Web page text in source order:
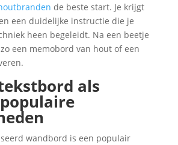
de beste start. Je krijgt
een duidelijke instructie die je
heen begeleidt. Na een beetje
een memobord van hout of een
als
wandbord is een populair